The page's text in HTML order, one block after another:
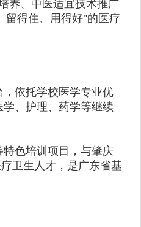
养、中医适宜技术推广
留得住、用得好"的医疗
依托学校医学专业优
、护理、药学等继续
色培训项目，与肇庆
卫生人才，是广东省基